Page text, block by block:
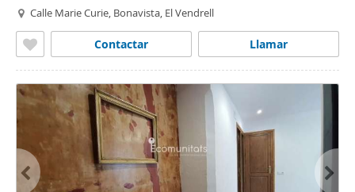
Calle Marie Curie, Bonavista, El Vendrell
Llamar
Contactar